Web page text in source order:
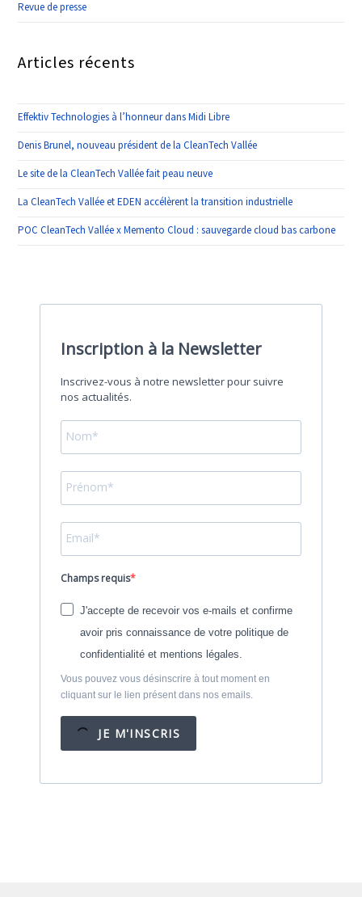
Revue de presse
Articles récents
Effektiv Technologies à l’honneur dans Midi Libre
Denis Brunel, nouveau président de la CleanTech Vallée
Le site de la CleanTech Vallée fait peau neuve
La CleanTech Vallée et EDEN accélèrent la transition industrielle
POC CleanTech Vallée x Memento Cloud : sauvegarde cloud bas carbone
Inscription à la Newsletter
Inscrivez-vous à notre newsletter pour suivre
nos actualités.
Champs requis
J'accepte de recevoir vos e-mails et confirme
avoir pris connaissance de votre politique de
confidentialité et mentions légales.
Vous pouvez vous désinscrire à tout moment en
cliquant sur le lien présent dans nos emails.
JE M'INSCRIS